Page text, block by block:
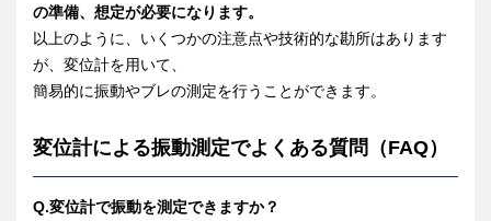
の準備、想定が必要になります。
以上のように、いくつかの注意点や技術的な勘所はあります
が、変位計を用いて、
簡易的に振動やブレの測定を行うことができます。
変位計による振動測定でよくある質問（FAQ）
Q.変位計で振動を測定できますか？